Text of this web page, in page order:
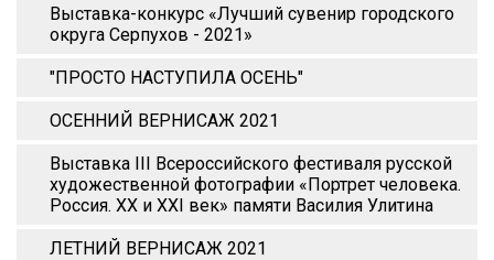
Выставка-конкурс «Лучший сувенир городского
округа Серпухов - 2021»
"ПРОСТО НАСТУПИЛА ОСЕНЬ"
ОСЕННИЙ ВЕРНИСАЖ 2021
Выставка III Всероссийского фестиваля русской
художественной фотографии «Портрет человека.
Россия. XX и XХI век» памяти Василия Улитина
ЛЕТНИЙ ВЕРНИСАЖ 2021